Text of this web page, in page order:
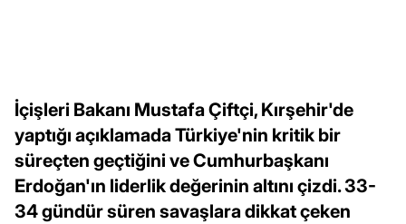
İçişleri Bakanı Mustafa Çiftçi, Kırşehir'de
yaptığı açıklamada Türkiye'nin kritik bir
süreçten geçtiğini ve Cumhurbaşkanı
Erdoğan'ın liderlik değerinin altını çizdi. 33-
34 gündür süren savaşlara dikkat çeken